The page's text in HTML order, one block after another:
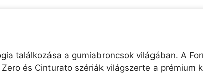
:
találkozása a gumiabroncsok világában. A
és Cinturato szériák világszerte a prémium